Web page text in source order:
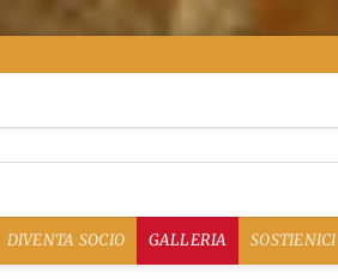
DIVENTA SOCIO GALLERIA SOSTIENICI